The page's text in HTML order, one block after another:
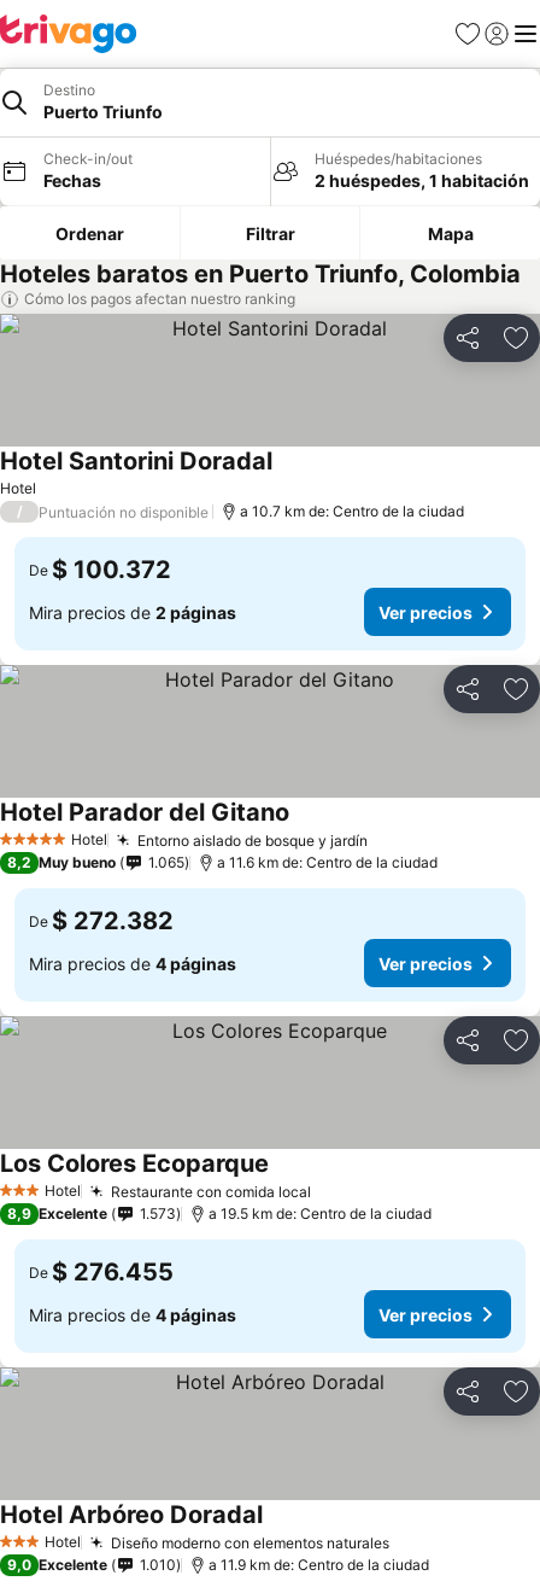
Favoritos
Iniciar
Destino
Puerto Triunfo
Check-in/out
Fechas
Huéspedes/habitaciones
2 huéspedes, 1 habitación
Ordenar Filtrar Mapa
Hoteles baratos en Puerto Triunfo, Colombia
Cómo los pagos afectan nuestro ranking
Compartir
Hotel
Hotel Santorini Doradal
/ Puntuación no disponible a 10.7 km de: Centro de la ciudad
De $ 100.372
Mira precios de 2 páginas Ver precios
Compartir
5 Estrellas Hotel Entorno aislado de bosque y jardín
Hotel Parador del Gitano
8,2 Muy bueno 1.065 a 11.6 km de: Centro de la ciudad
De $ 272.382
Mira precios de 4 páginas Ver precios
Compartir
3 Estrellas
Hotel Restaurante con comida local
Los Colores Ecoparque
8,9 Excelente 1.573 a 19.5 km de: Centro de la ciudad
De $ 276.455
Mira precios de 4 páginas Ver precios
Compartir
3 Estrellas
Hotel Diseño moderno con elementos naturales
Hotel Arbóreo Doradal
9,0 Excelente 1.010 a 11.9 km de: Centro de la ciudad